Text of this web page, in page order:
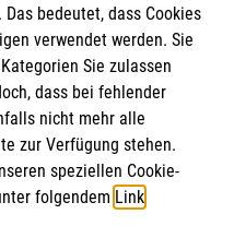
bedeutet, dass Cookies
verwendet werden. Sie
Sie zulassen
dass bei fehlender
nicht mehr alle
zur Verfügung stehen.
speziellen Cookie-
folgendem Link.